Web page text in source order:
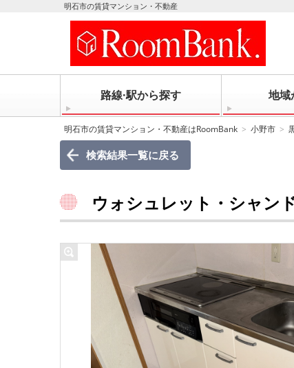
明石市の賃貸マンション・不動産
路線·駅から探す 地域
明石市の賃貸マンション・不動産はRoomBank 小野市
検索結果一覧に戻る
ウォシュレット・シャン